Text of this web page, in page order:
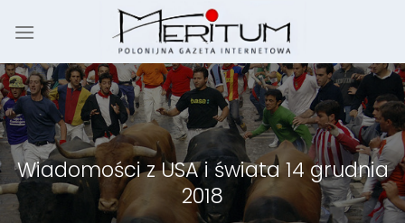
Wiadomości z USA i świata 14 grudnia
2018